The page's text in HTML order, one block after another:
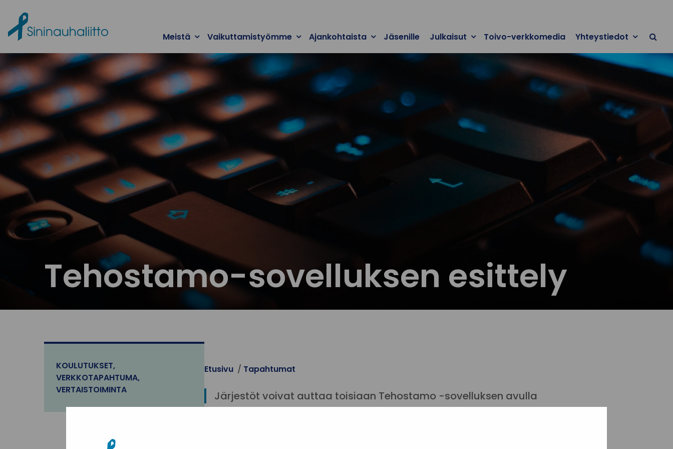
Meistä Vaikuttamistyömme Ajankohtaista Jäsenille Julkaisut Toivo-verkkomedia Yhteystiedot
Tehostamo-sovelluksen esittely
KOULUTUKSET,
VERKKOTAPAHTUMA,
VERTAISTOIMINTA
Etusivu Tapahtumat
Järjestöt voivat auttaa toisiaan Tehostamo -sovelluksen avulla